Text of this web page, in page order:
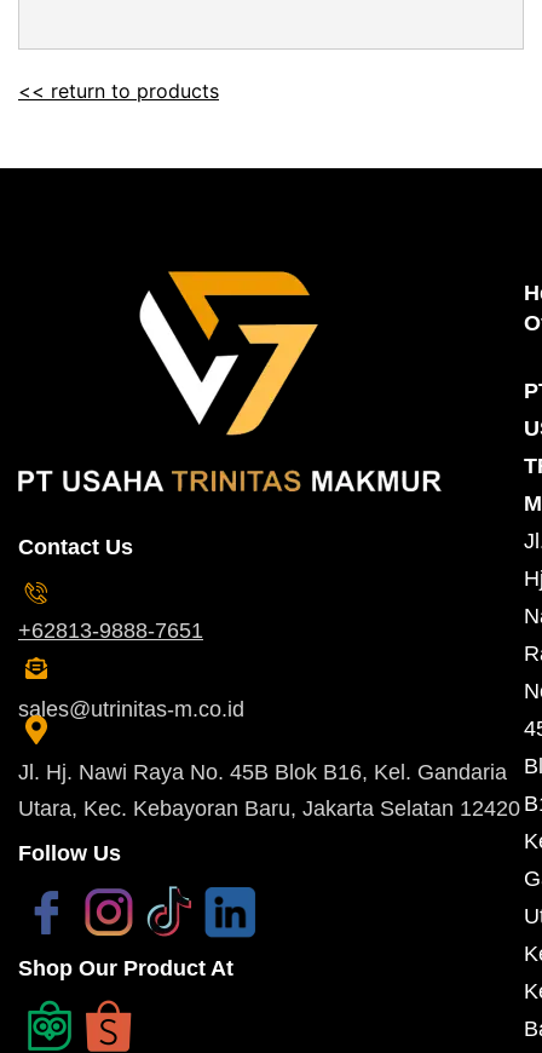
<< return to products
Contact Us
+62813-9888-7651
sales@utrinitas-m.co.id
Jl. Hj. Nawi Raya No. 45B Blok B16, Kel. Gandaria
Utara, Kec. Kebayoran Baru, Jakarta Selatan 12420
Follow Us
Shop Our Product At